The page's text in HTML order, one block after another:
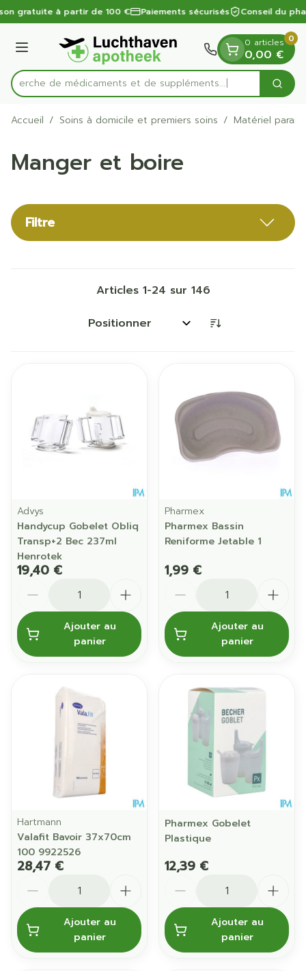
Aller au contenu
1 de 1
gratuite à partir de 100 € Paiements sécurisés Conseil du
Menu
Rechercher
Recherche de médicaments et
0 articles
0,00 €
0
Accueil / Soins à domicile et premiers soins / Matériel
Manger et boire
Filtre
Articles 1-24 sur 146
Trier par:
Advys
Handycup Gobelet Obliq
Transp+2 Bec 237ml
Henrotek
19,40 €
Ajouter au
panier
Pharmex
Pharmex Bassin
Reniforme Jetable 1
1,99 €
Ajouter au
panier
Hartmann
Valafit Bavoir 37x70cm
100 9922526
28,47 €
Ajouter au
panier
Pharmex Gobelet
Plastique
12,39 €
Ajouter au
panier